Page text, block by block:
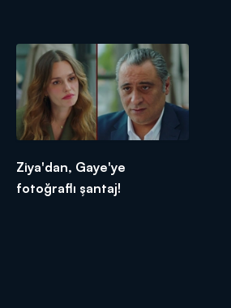
Ziya'dan, Gaye'ye
fotoğraflı şantaj!